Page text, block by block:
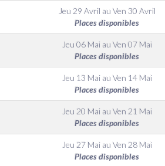
Jeu 29 Avril au Ven 30 Avril
Places disponibles
Jeu 06 Maiau Ven 07 Mai
Places disponibles
Jeu 13 Maiau Ven 14 Mai
Places disponibles
Jeu 20 Maiau Ven 21 Mai
Places disponibles
Jeu 27 Maiau Ven 28 Mai
Places disponibles